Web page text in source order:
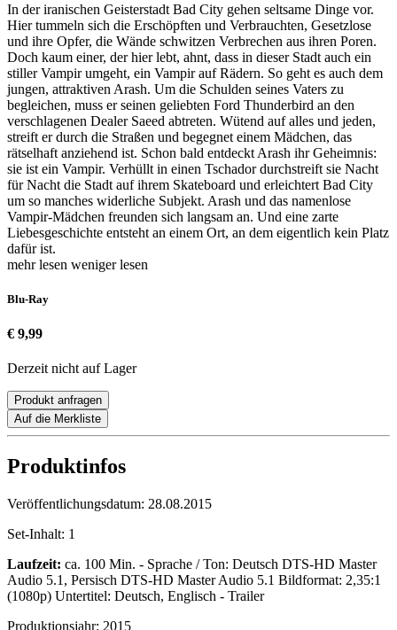
In der iranischen Geisterstadt Bad City gehen seltsame Dinge vor.
Hier tummeln sich die Erschöpften und Verbrauchten, Gesetzlose
und ihre Opfer, die Wände schwitzen Verbrechen aus ihren Poren.
Doch kaum einer, der hier lebt, ahnt, dass in dieser Stadt auch ein
stiller Vampir umgeht, ein Vampir auf Rädern. So geht es auch dem
jungen, attraktiven Arash. Um die Schulden seines Vaters zu
begleichen, muss er seinen geliebten Ford Thunderbird an den
verschlagenen Dealer Saeed abtreten. Wütend auf alles und jeden,
streift er durch die Straßen und begegnet einem Mädchen, das
rätselhaft anziehend ist. Schon bald entdeckt Arash ihr Geheimnis:
sie ist ein Vampir. Verhüllt in einen Tschador durchstreift sie Nacht
für Nacht die Stadt auf ihrem Skateboard und erleichtert Bad City
um so manches widerliche Subjekt. Arash und das namenlose
Vampir-Mädchen freunden sich langsam an. Und eine zarte
Liebesgeschichte entsteht an einem Ort, an dem eigentlich kein Platz
dafür ist.
mehr lesen weniger lesen
Blu-Ray
€ 9,99
Derzeit nicht auf Lager
Produkt anfragen
Auf die Merkliste
Produktinfos
Veröffentlichungsdatum: 28.08.2015
Set-Inhalt: 1
Laufzeit: ca. 100 Min. - Sprache / Ton: Deutsch DTS-HD Master
Audio 5.1, Persisch DTS-HD Master Audio 5.1 Bildformat: 2,35:1
(1080p) Untertitel: Deutsch, Englisch - Trailer
Produktionsjahr: 2015